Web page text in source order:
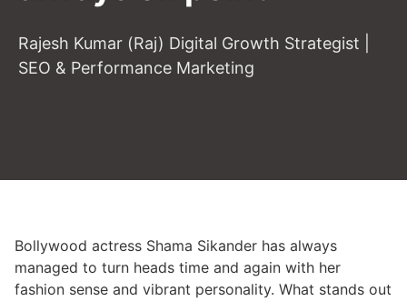
Rajesh Kumar (Raj) Digital Growth Strategist |
SEO & Performance Marketing
Bollywood actress Shama Sikander has always
managed to turn heads time and again with her
fashion sense and vibrant personality. What stands out